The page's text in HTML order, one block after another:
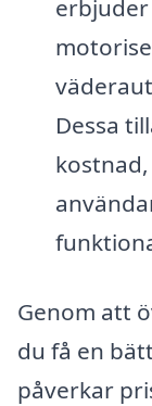
Dessa
Genom att
du få en
påverkar